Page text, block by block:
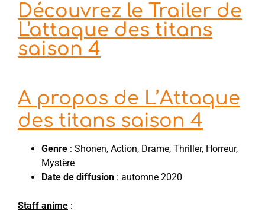
Découvrez le Trailer de
L'attaque des titans
saison 4
A propos de L’Attaque
des titans saison 4
Genre : Shonen, Action, Drame, Thriller, Horreur,
Mystère
Date de diffusion : automne 2020
Staff anime :